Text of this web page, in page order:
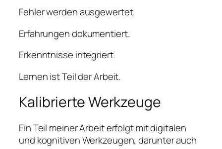
Fehler werden ausgewertet.
Erfahrungen dokumentiert.
Erkenntnisse integriert.
Lernen ist Teil der Arbeit.
Kalibrierte Werkzeuge
Ein Teil meiner Arbeit erfolgt mit digitalen
und kognitiven Werkzeugen, darunter auch